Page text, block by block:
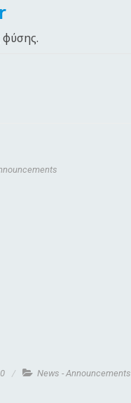
News - Announcements